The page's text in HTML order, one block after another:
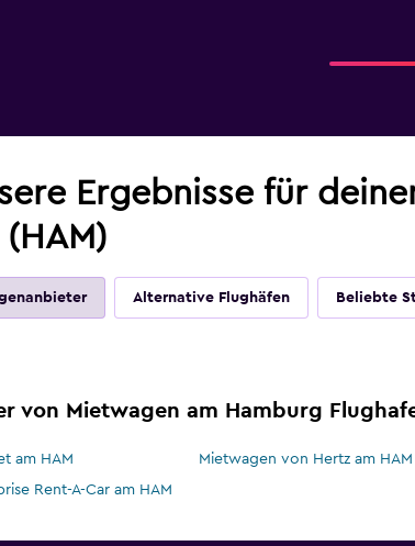
Ergebnisse für
Alternative Flughäfen Beliebte
von Mietwagen am Hamburg
am HAM Mietwagen von Hertz am HAM
Rent-A-Car am HAM